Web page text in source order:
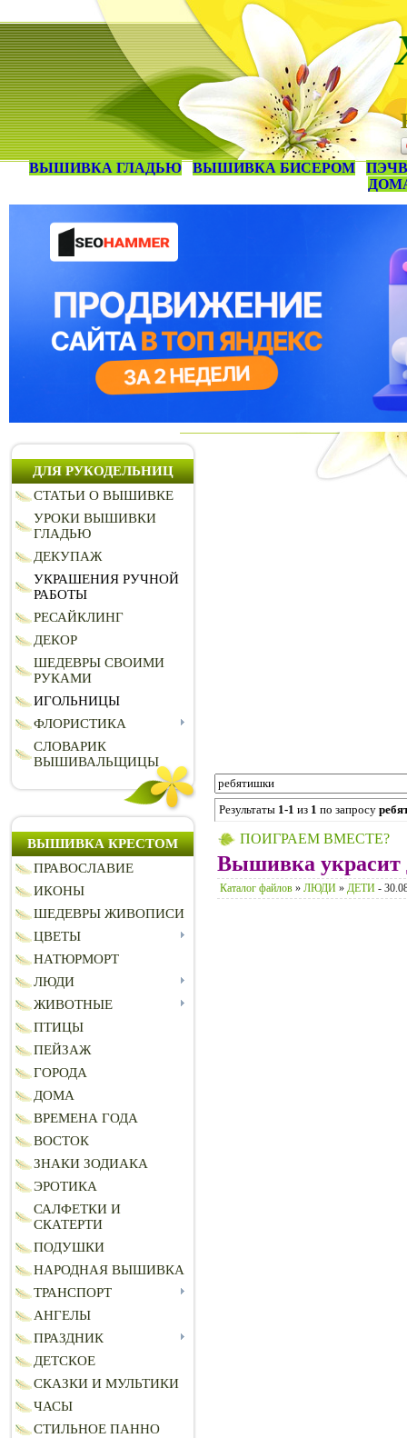
ВЫШИВКА ГЛАДЬЮ ВЫШИВКА БИСЕРОМ
ДЛЯ РУКОДЕЛЬНИЦ
СТАТЬИ О ВЫШИВКЕ
УРОКИ ВЫШИВКИ
ГЛАДЬЮ
ДЕКУПАЖ
УКРАШЕНИЯ РУЧНОЙ
РАБОТЫ
РЕСАЙКЛИНГ
ДЕКОР
ШЕДЕВРЫ СВОИМИ
РУКАМИ
ИГОЛЬНИЦЫ
ФЛОРИСТИКА
СЛОВАРИК
ВЫШИВАЛЬЩИЦЫ
ВЫШИВКА КРЕСТОМ
ПРАВОСЛАВИЕ
ИКОНЫ
ШЕДЕВРЫ ЖИВОПИСИ
ЦВЕТЫ
НАТЮРМОРТ
ЛЮДИ
ЖИВОТНЫЕ
ПТИЦЫ
ПЕЙЗАЖ
ГОРОДА
ДОМА
ВРЕМЕНА ГОДА
ВОСТОК
ЗНАКИ ЗОДИАКА
ЭРОТИКА
САЛФЕТКИ И
СКАТЕРТИ
ПОДУШКИ
НАРОДНАЯ ВЫШИВКА
ТРАНСПОРТ
АНГЕЛЫ
ПРАЗДНИК
ДЕТСКОЕ
СКАЗКИ И МУЛЬТИКИ
ЧАСЫ
СТИЛЬНОЕ ПАННО
Результаты 1-1 из 1 по запросу
ПОИГРАЕМ ВМЕСТЕ?
Вышивка украсит
Каталог файлов » ЛЮДИ » ДЕТИ -